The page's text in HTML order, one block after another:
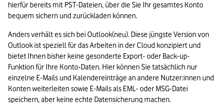
hierfür bereits mit PST-Dateien, über die Sie Ihr gesamtes Konto
bequem sichern und zurückladen können.
Anders verhält es sich bei Outlook(neu). Diese jüngste Version von
Outlook ist speziell für das Arbeiten in der Cloud konzipiert und
bietet Ihnen bisher keine gesonderte Export- oder Back-up-
Funktion für Ihre Konto-Daten. Hier können Sie tatsächlich nur
einzelne E-Mails und Kalendereinträge an andere Nutzer:innen und
Konten weiterleiten sowie E-Mails als EML- oder MSG-Datei
speichern, aber keine echte Datensicherung machen.